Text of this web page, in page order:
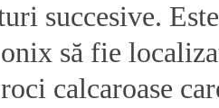
succesive.
să fie
calcaroase